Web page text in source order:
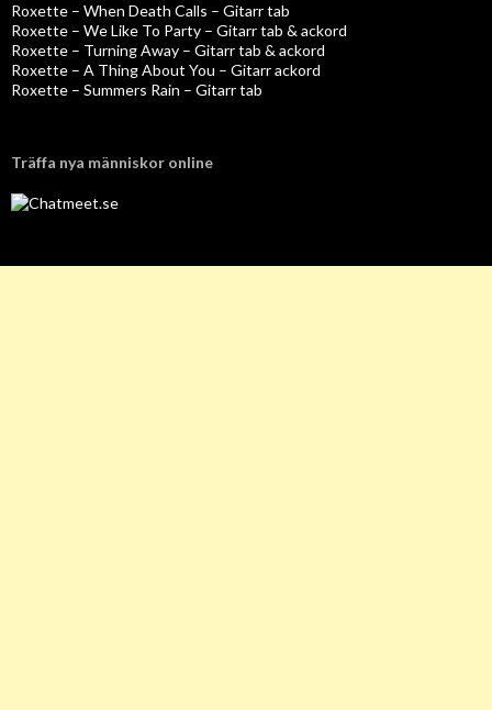
Roxette – When Death Calls – Gitarr tab
Roxette – We Like To Party – Gitarr tab & ackord
Roxette – Turning Away – Gitarr tab & ackord
Roxette – A Thing About You – Gitarr ackord
Roxette – Summers Rain – Gitarr tab
Träffa nya människor online